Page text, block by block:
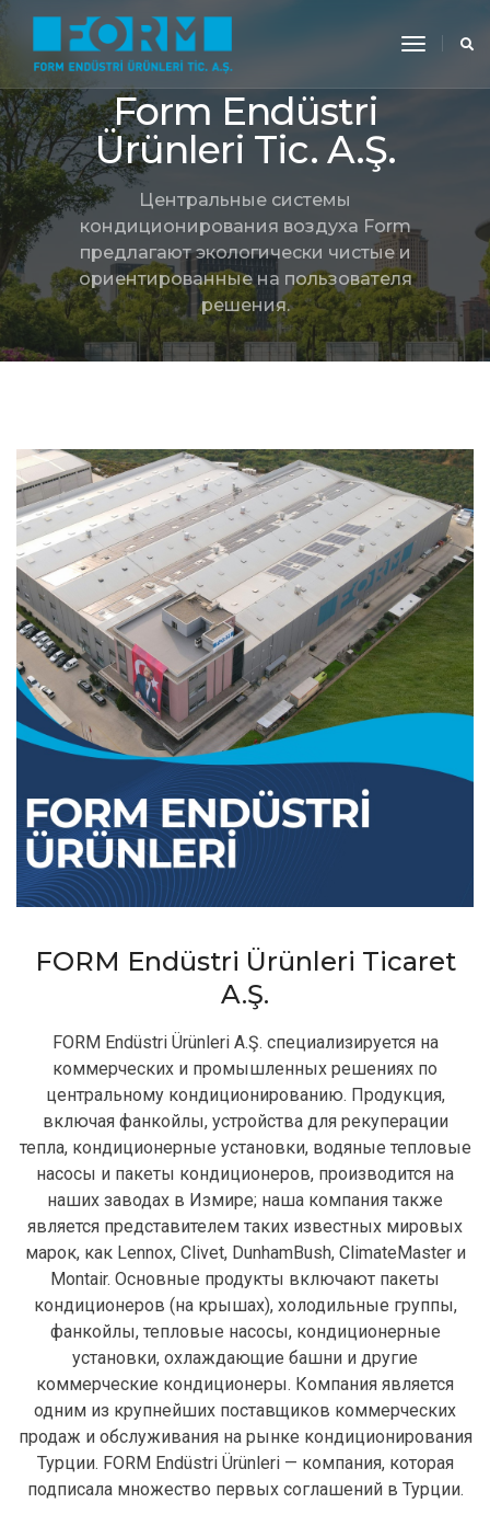
toggle
Form Endüstri
Ürünleri Tic. A.Ş.
Центральные системы
кондиционирования воздуха Form
предлагают экологически чистые и
ориентированные на пользователя
решения.
FORM Endüstri Ürünleri Ticaret
A.Ş.
FORM Endüstri Ürünleri A.Ş. специализируется на
коммерческих и промышленных решениях по
центральному кондиционированию. Продукция,
включая фанкойлы, устройства для рекуперации
тепла, кондиционерные установки, водяные тепловые
насосы и пакеты кондиционеров, производится на
наших заводах в Измире; наша компания также
является представителем таких известных мировых
марок, как Lennox, Clivet, DunhamBush, ClimateMaster и
Montair. Основные продукты включают пакеты
кондиционеров (на крышах), холодильные группы,
фанкойлы, тепловые насосы, кондиционерные
установки, охлаждающие башни и другие
коммерческие кондиционеры. Компания является
одним из крупнейших поставщиков коммерческих
продаж и обслуживания на рынке кондиционирования
Турции. FORM Endüstri Ürünleri — компания, которая
подписала множество первых соглашений в Турции.